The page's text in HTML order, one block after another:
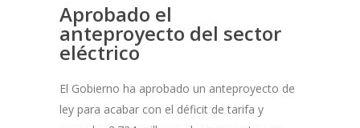
Aprobado el
anteproyecto del sector
eléctrico
El Gobierno ha aprobado un anteproyecto de
ley para acabar con el déficit de tarifa y